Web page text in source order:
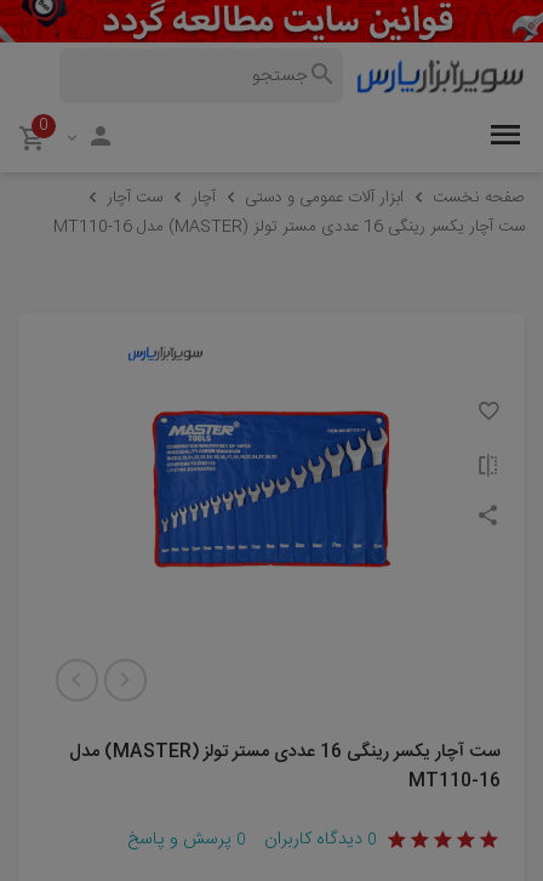
0
صفحه نخست ابزار آلات عمومی و دستی آچار
ست آچار
ست آچار یکسر رینگی 16 عددی مستر تولز (MASTER) مدل MT110-16
ست آچار یکسر رینگی 16 عددی مستر تولز (MASTER) مدل
MT110-16
0 دیدگاه کاربران 0 پرسش و پاسخ